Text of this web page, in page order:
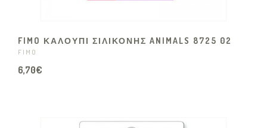
FIMO ΚΑΛΟΥΠΙ ΣΙΛΙΚΟΝΗΣ ANIMALS 8725 02
FIMO
6,70€